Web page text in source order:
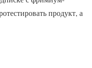
продукт, а